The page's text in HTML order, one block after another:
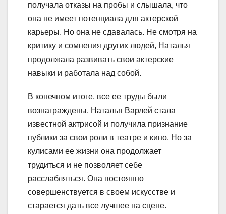
получала отказы на пробы и слышала, что
она не имеет потенциала для актерской
карьеры. Но она не сдавалась. Не смотря на
критику и сомнения других людей, Наталья
продолжала развивать свои актерские
навыки и работала над собой.
В конечном итоге, все ее труды были
вознаграждены. Наталья Варлей стала
известной актрисой и получила признание
публики за свои роли в театре и кино. Но за
кулисами ее жизни она продолжает
трудиться и не позволяет себе
расслабляться. Она постоянно
совершенствуется в своем искусстве и
старается дать все лучшее на сцене.